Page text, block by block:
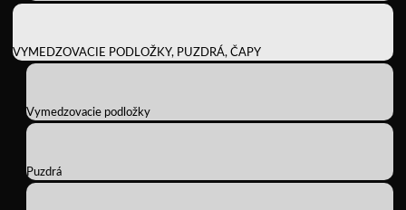
VYMEDZOVACIE PODLOŽKY, PUZDRÁ, ČAPY
Vymedzovacie podložky
Puzdrá